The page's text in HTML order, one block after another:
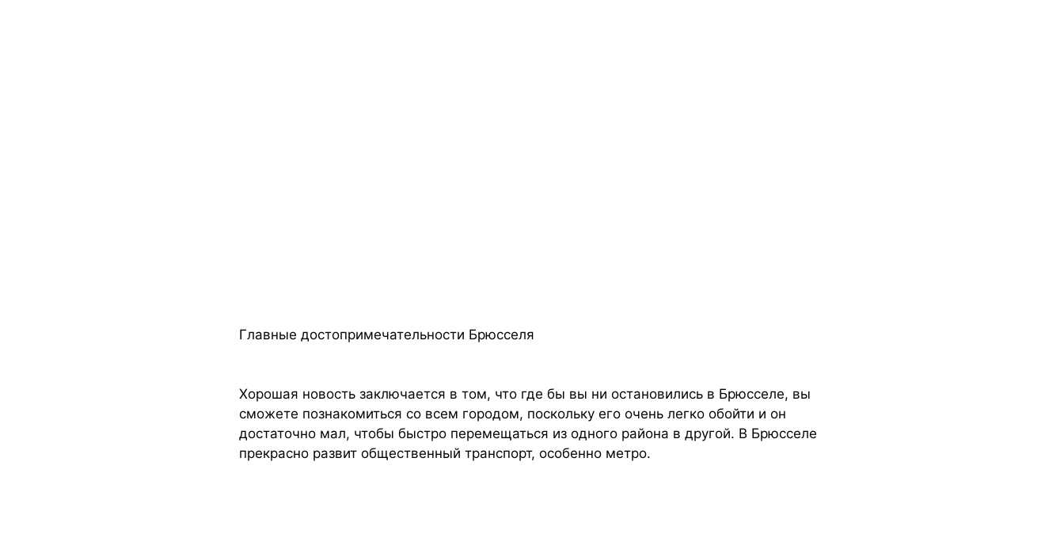
Главные достопримечательности Брюсселя
Хорошая новость заключается в том, что где бы вы ни остановились в Брюсселе, вы
сможете познакомиться со всем городом, поскольку его очень легко обойти и он
достаточно мал, чтобы быстро перемещаться из одного района в другой. В Брюсселе
прекрасно развит общественный транспорт, особенно метро.